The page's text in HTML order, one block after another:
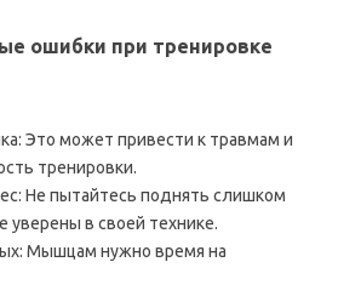
ошибки при тренировке
Это может привести к травмам и
тренировки.
Не пытайтесь поднять слишком
уверены в своей технике.
Мышцам нужно время на